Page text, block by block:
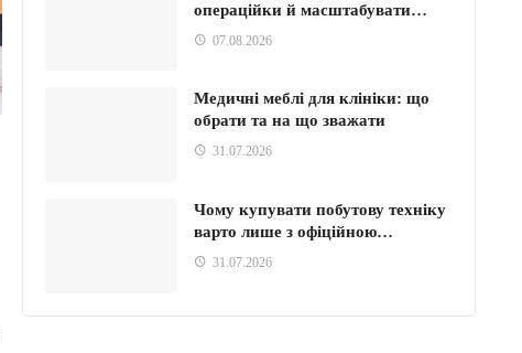
операційки й масштабувати…
07.08.2026
Медичні меблі для клініки: що
обрати та на що зважати
31.07.2026
Чому купувати побутову техніку
варто лише з офіційною…
31.07.2026